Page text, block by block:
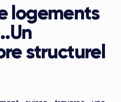
logements
structurel